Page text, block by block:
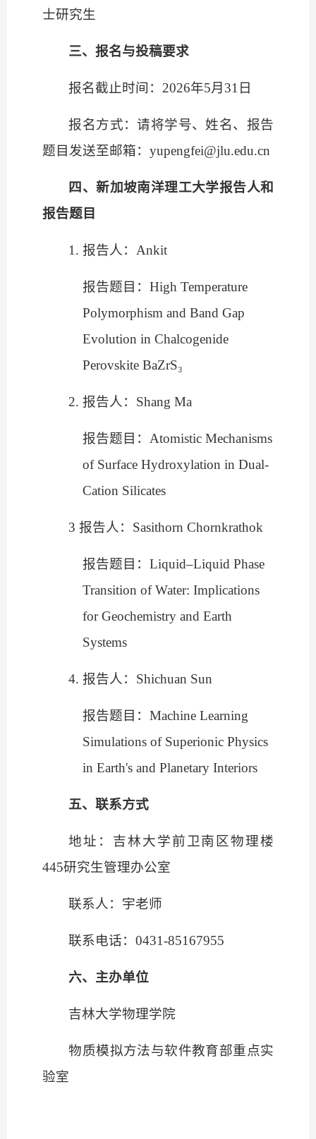
士研究生
三、报名与投稿要求
报名截止时间： 2026年5月 31 日
报名方式：请将学号、姓名、报告
题目发送至邮箱： yupengfei@jlu.edu.cn
四、新加坡南洋理工大学报告人和
报告题目
1.报告人： Ankit
报告题目：High Temperature
Polymorphism and Band Gap
Evolution in Chalcogenide
Perovskite BaZrS₃
2.报告人： Shang Ma
报告题目： Atomistic Mechanisms
of Surface Hydroxylation in Dual-
Cation Silicates
3报告人： Sasithorn Chornkrathok
报告题目：Liquid–Liquid Phase
Transition of Water: Implications
for Geochemistry and Earth
Systems
4.报告人： Shichuan Sun
报告题目：Machine Learning
Simulations of Superionic Physics
in Earth's and Planetary Interiors
五、联系方式
地址：吉林大学前卫南区物理楼
445研究生管理办公室
联系人：宇老师
联系电话：0431-85167955
六、主办单位
吉林大学物理学院
物质模拟方法与软件教育部重点实
验室